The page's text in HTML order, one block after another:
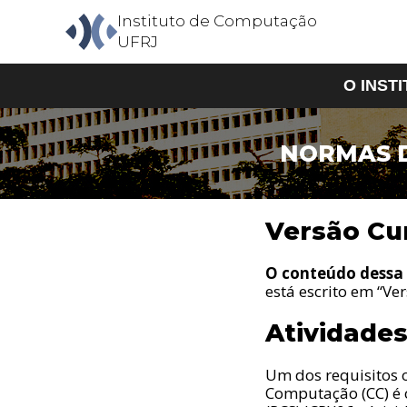
Instituto de Computação
UFRJ
O
O
Corpo
NORMAS
Versão
O conteúdo
está escrito em
Um dos requisitos
Computação (CC)